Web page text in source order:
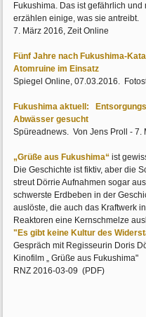
Fukushima. Das ist gefährlich
erzählen einige, was sie antreibt.
7. März 2016, Zeit Online
Fünf Jahre nach Fukushima-
Atomruine im Einsatz
Spiegel Online, 07.03.2016.
Fukushima aktuell:
Abwässer gesucht
Spüreadnews. Von Jens Proll - 7.
„Grüße aus Fukushima“ ist
Die Geschichte ist fiktiv, aber die
streut Dörrie Aufnahmen sogar
schwerste Erdbeben in der
auslöste, die auch das Kraftwerk
Reaktoren eine Kernschmelze
"Es gibt keine Kultur des
Gespräch mit Regisseurin Doris
Kinofilm „ Grüße aus Fukushima"
RNZ 2016-03-09 (PDF)